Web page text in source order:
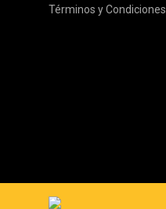
Términos y Condiciones